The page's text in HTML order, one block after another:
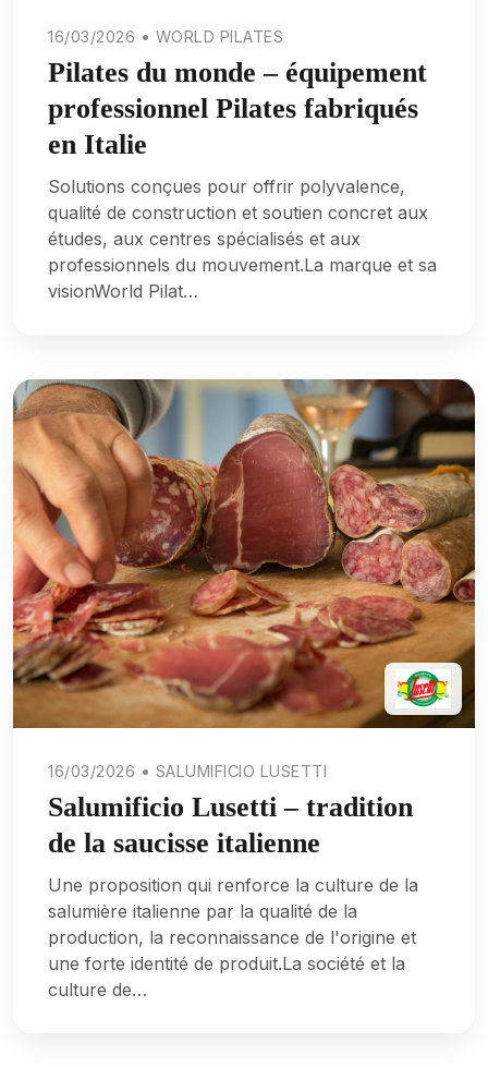
16/03/2026 • WORLD PILATES
Pilates du monde – équipement
professionnel Pilates fabriqués
en Italie
Solutions conçues pour offrir polyvalence,
qualité de construction et soutien concret aux
études, aux centres spécialisés et aux
professionnels du mouvement.La marque et sa
visionWorld Pilat…
16/03/2026 • SALUMIFICIO LUSETTI
Salumificio Lusetti – tradition
de la saucisse italienne
Une proposition qui renforce la culture de la
salumière italienne par la qualité de la
production, la reconnaissance de l'origine et
une forte identité de produit.La société et la
culture de…